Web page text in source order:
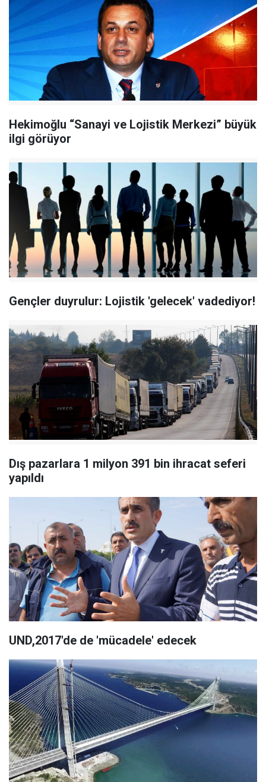
Hekimoğlu “Sanayi ve Lojistik Merkezi” büyük
ilgi görüyor
Gençler duyrulur: Lojistik 'gelecek' vadediyor!
Dış pazarlara 1 milyon 391 bin ihracat seferi
yapıldı
UND,2017'de de 'mücadele' edecek